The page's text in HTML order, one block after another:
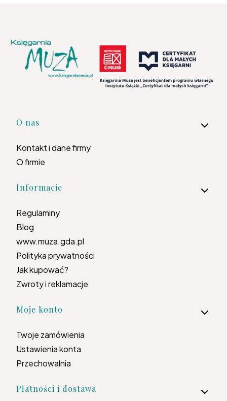
Linki w stopce
O nas
Kontakt i dane firmy
O firmie
Informacje
Regulaminy
Blog
www.muza.gda.pl
Polityka prywatności
Jak kupować?
Zwroty i reklamacje
Moje konto
Twoje zamówienia
Ustawienia konta
Przechowalnia
Płatności i dostawa